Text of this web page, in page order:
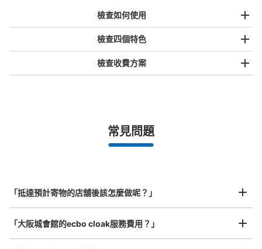
从JR 大阪環状線大阪城公園駅站步行分钟。
本日營業時間 :06:00 〜23:00
檢查如何使用
事先用手機預約
指定的日期和時間
檢查四個特色
全國有1,000家以上合作店鋪
檢查收費方案
最長邊未滿45cm的行李（小型背包、手提包、手提行李
¥800/日
常見問題
「抵達預計寄物的店舖後該怎麼做呢？」
「大阪城會館的ecbo cloak服務費用？」